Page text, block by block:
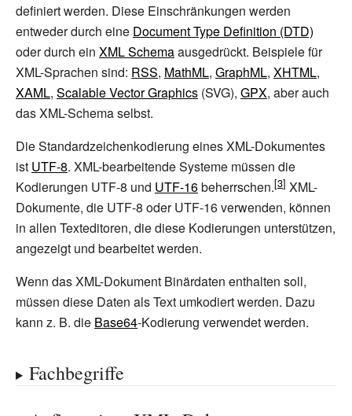
definiert werden. Diese Einschränkungen werden
entweder durch eine Document Type Definition (DTD)
oder durch ein XML Schemaausgedrückt. Beispiele für
XML-Sprachen sind: RSS, MathML, GraphML, XHTML,
XAML, Scalable Vector Graphics (SVG), GPX, aber auch
das XML-Schema selbst.
Die Standardzeichenkodierung eines XML-Dokumentes
ist UTF-8. XML-bearbeitende Systeme müssen die
Kodierungen UTF-8 und UTF-16beherrschen.
XML-
Dokumente, die UTF-8 oder UTF-16 verwenden, können
in allen Texteditoren, die diese Kodierungen unterstützen,
angezeigt und bearbeitet werden.
Wenn das XML-Dokument Binärdaten enthalten soll,
müssen diese Daten als Text umkodiert werden. Dazu
kann z. B. die Base64-Kodierung verwendet werden.
Fachbegriffe